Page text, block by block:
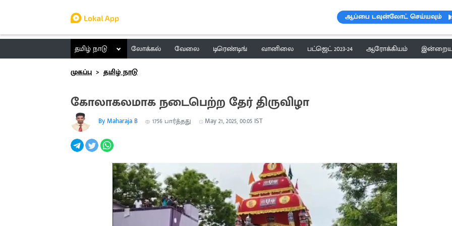
ஆப்பை டவுன்லோட் செய்யவும்
தமிழ் நாடு லோக்கல் வேலை டிரெண்டிங் வானிலை பட்ஜெட் 2023-24 ஆரோக்கியம்
இன்றைய
முகப்பு
தமிழ் நாடு
கோலாகலமாக நடைபெற்ற தேர் திருவிழா
By Maharaja B 1756 பார்த்தது May 21, 2025, 00:05 IST